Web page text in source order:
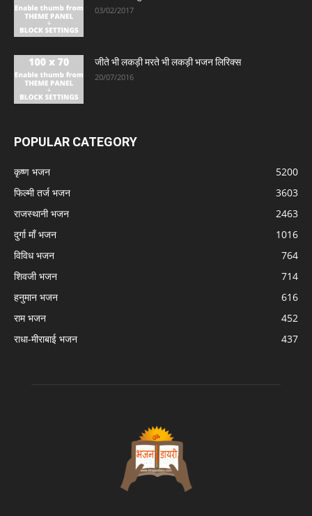
03/02/2017
जीते भी लकड़ी मरते भी लकड़ी भजन लिरिक्स
20/07/2016
POPULAR CATEGORY
कृष्ण भजन
5200
फिल्मी तर्ज भजन
3603
राजस्थानी भजन
2463
दुर्गा माँ भजन
1016
विविध भजन
764
शिवजी भजन
714
हनुमान भजन
616
राम भजन
452
राधा-मीराबाई भजन
437